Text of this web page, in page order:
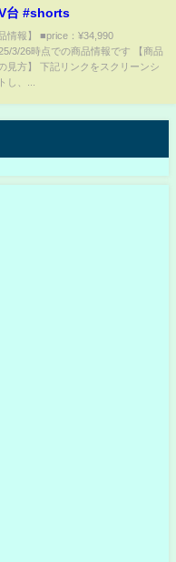
台 #shorts
品情報】 ■price：¥34,990
3/26時点での商品情報です 【商品
見方】 下記リンクをスクリーンシ
し、...